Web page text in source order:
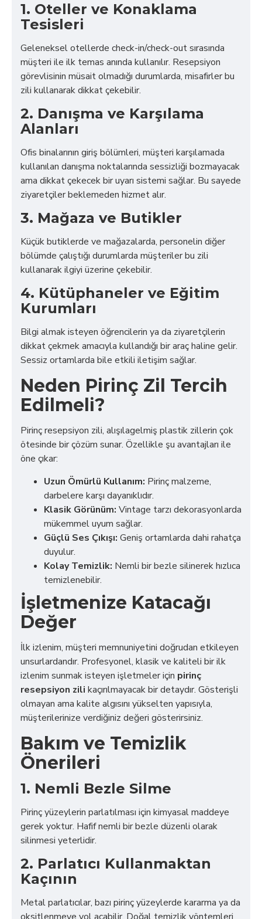
1. Oteller ve Konaklama
Tesisleri
Geleneksel otellerde check-in/check-out sırasında
müşteri ile ilk temas anında kullanılır. Resepsiyon
görevlisinin müsait olmadığı durumlarda, misafirler bu
zili kullanarak dikkat çekebilir.
2. Danışma ve Karşılama
Alanları
Ofis binalarının giriş bölümleri, müşteri karşılamada
kullanılan danışma noktalarında sessizliği bozmayacak
ama dikkat çekecek bir uyarı sistemi sağlar. Bu sayede
ziyaretçiler beklemeden hizmet alır.
3. Mağaza ve Butikler
Küçük butiklerde ve mağazalarda, personelin diğer
bölümde çalıştığı durumlarda müşteriler bu zili
kullanarak ilgiyi üzerine çekebilir.
4. Kütüphaneler ve Eğitim
Kurumları
Bilgi almak isteyen öğrencilerin ya da ziyaretçilerin
dikkat çekmek amacıyla kullandığı bir araç haline gelir.
Sessiz ortamlarda bile etkili iletişim sağlar.
Neden Pirinç Zil Tercih
Edilmeli?
Pirinç resepsiyon zili, alışılagelmiş plastik zillerin çok
ötesinde bir çözüm sunar. Özellikle şu avantajları ile
öne çıkar:
Uzun Ömürlü Kullanım: Pirinç malzeme,
darbelere karşı dayanıklıdır.
Klasik Görünüm: Vintage tarzı dekorasyonlarda
mükemmel uyum sağlar.
Güçlü Ses Çıkışı: Geniş ortamlarda dahi rahatça
duyulur.
Kolay Temizlik: Nemli bir bezle silinerek hızlıca
temizlenebilir.
İşletmenize Katacağı
Değer
İlk izlenim, müşteri memnuniyetini doğrudan etkileyen
unsurlardandır. Profesyonel, klasik ve kaliteli bir ilk
izlenim sunmak isteyen işletmeler için pirinç
resepsiyon zili kaçırılmayacak bir detaydır. Gösterişli
olmayan ama kalite algısını yükselten yapısıyla,
müşterilerinize verdiğiniz değeri gösterirsiniz.
Bakım ve Temizlik
Önerileri
1. Nemli Bezle Silme
Pirinç yüzeylerin parlatılması için kimyasal maddeye
gerek yoktur. Hafif nemli bir bezle düzenli olarak
silinmesi yeterlidir.
2. Parlatıcı Kullanmaktan
Kaçının
Metal parlatıcılar, bazı pirinç yüzeylerde kararma ya da